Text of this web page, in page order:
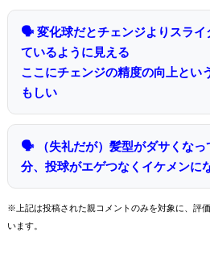
🗣 変化球だとチェンジよりスライ
ているように見える
ここにチェンジの精度の向上とい
もしい
🗣 （失礼だが）髪型がダサくなっ
分、投球がエゲつなくイケメンに
※上記は投稿された親コメントのみを対象に、評
います。